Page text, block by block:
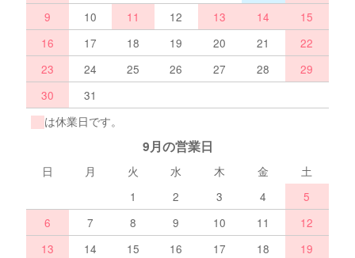
9
10 11 12 13 14
15
16
17 18 19 20 21
22
23
24 25 26 27 28
29
30
31
は休業日です。
9月の営業日
日 月 火 水 木 金
土
1
2 3 4
5
6
7 8 9 10 11
12
13
14 15 16 17 18
19